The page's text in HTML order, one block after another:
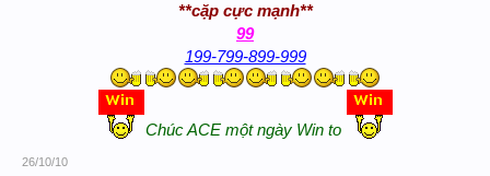
**cặp cực mạnh**
99
199-799-899-999
Chúc ACE một ngày Win to
26/10/10